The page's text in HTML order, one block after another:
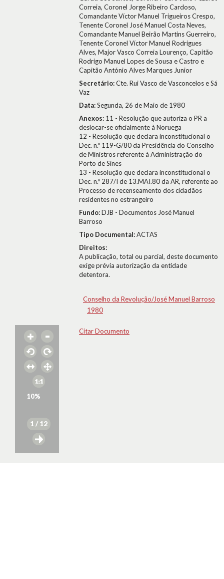
10%
1 / 12
Correia, Coronel Jorge Ribeiro Cardoso,
Comandante Víctor Manuel Trigueiros Crespo,
Tenente Coronel José Manuel Costa Neves,
Comandante Manuel Beirão Martins Guerreiro,
Tenente Coronel Víctor Manuel Rodrigues
Alves, Major Vasco Correia Lourenço, Capitão
Rodrigo Manuel Lopes de Sousa e Castro e
Capitão António Alves Marques Junior
Secretário:Cte. Rui Vasco de Vasconcelos e Sá
Vaz
Data:Segunda, 26 de Maio de 1980
Anexos: 11 - Resolução que autoriza o PR a
deslocar-se oficialmente à Noruega
12 - Resolução que declara inconstitucional o
Dec. n.º 119-G/80 da Presidência do Conselho
de Ministros referente à Administração do
Porto de Sines
13 - Resolução que declara inconstitucional o
Dec. n.º 287/I de 13.MAI.80 da AR, referente ao
Processo de recenseamento dos cidadãos
residentes no estrangeiro
Fundo:DJB - Documentos José Manuel
Barroso
Tipo Documental:ACTAS
Direitos:
A publicação, total ou parcial, deste documento
exige prévia autorização da entidade
detentora.
Conselho da Revolução/José Manuel Barroso
1980
Citar Documento